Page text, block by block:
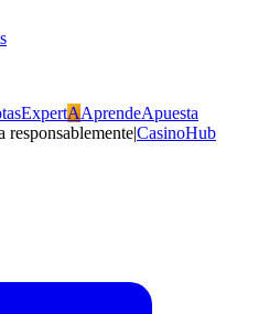
AAprendeApuesta
responsablemente|CasinoHub